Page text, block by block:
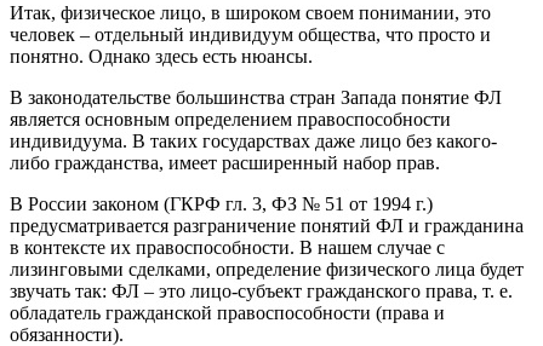
Итак, физическое лицо, в широком своем понимании, это
человек – отдельный индивидуум общества, что просто и
понятно. Однако здесь есть нюансы.
В законодательстве большинства стран Запада понятие ФЛ
является основным определением правоспособности
индивидуума. В таких государствах даже лицо без какого-
либо гражданства, имеет расширенный набор прав.
В России законом (ГКРФ гл. 3, ФЗ № 51 от 1994 г.)
предусматривается разграничение понятий ФЛ и гражданина
в контексте их правоспособности. В нашем случае с
лизинговыми сделками, определение физического лица будет
звучать так: ФЛ – это лицо-субъект гражданского права, т. е.
обладатель гражданской правоспособности (права и
обязанности).